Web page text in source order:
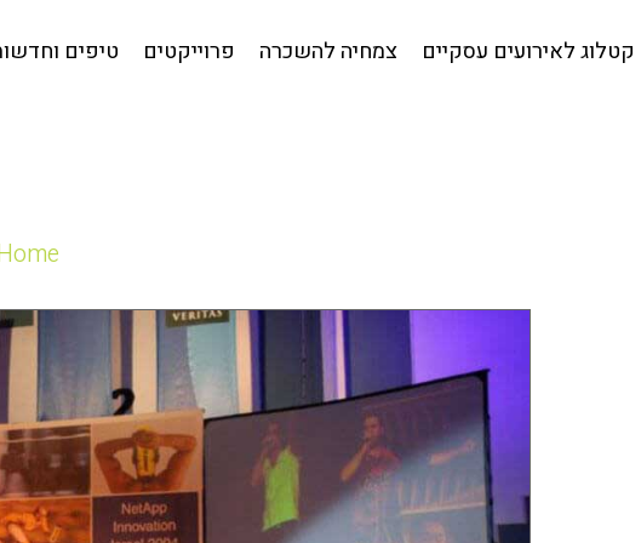
קטלוג לאירועים עסקיים צמחיה להשכרה פרוייקטים טיפים קטלוג ציוד קטלוג לאירועים עסקיים צמחיה להשכרה פרוייקטים